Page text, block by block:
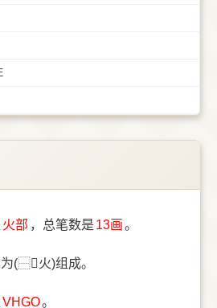
⽕部 ，总笔数是 13画。
(⿱𭴘火)组成。
VHGO。